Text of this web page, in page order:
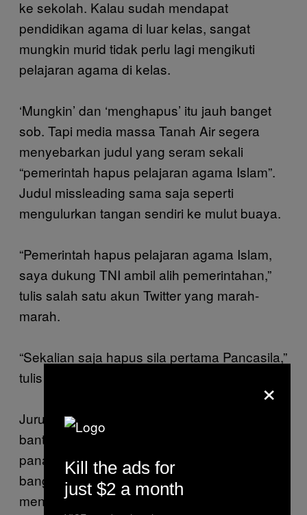
ke sekolah. Kalau sudah mendapat
pendidikan agama di luar kelas, sangat
mungkin murid tidak perlu lagi mengikuti
pelajaran agama di kelas.
‘Mungkin’ dan ‘menghapus’ itu jauh banget
sob. Tapi media massa Tanah Air segera
menyebarkan judul yang seram sekali
“pemerintah hapus pelajaran agama Islam”.
Judul missleading sama saja seperti
mengulurkan tangan sendiri ke mulut buaya.
“Pemerintah hapus pelajaran agama Islam,
saya dukung TNI ambil alih pemerintahan,”
tulis salah satu akun Twitter yang marah-
marah.
“Sekalian saja hapus sila pertama Pancasila,”
tulis akun lainnya.
Juru Bicara Kemendikbud segera melakukan
bantahan, supaya kabar keliru ini tak bikin
panas orang-orang yang tampaknya demen
banget pelajaran agama. “Upaya
meniadakan pendidikan agama itu tidak ada
×
Kill the ads for
just $2 a month